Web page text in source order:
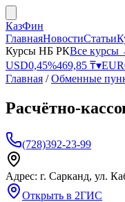
КазФин
ГлавнаяНовостиСтатьи
Курсы НБ РКВсе курсы
USD0,45%469,85 ₸▾EUR
Главная /Обменные
Расчётно-
(728)392-23-99
Адрес: г. Сарканд, ул.
Открыть в 2ГИС